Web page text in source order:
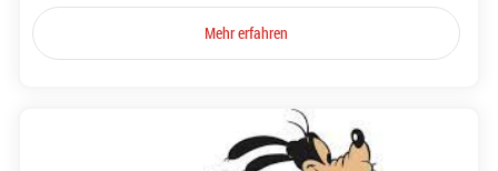
Mehr erfahren